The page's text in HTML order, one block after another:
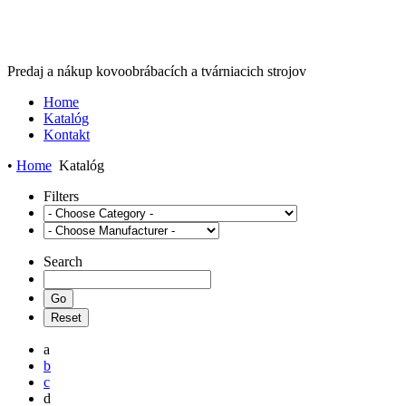
Predaj a nákup kovoobrábacích a tvárniacich strojov
Home
Katalóg
Kontakt
• Home Katalóg
Filters
Search
a
b
c
d